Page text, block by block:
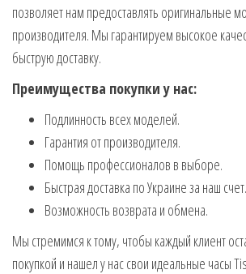
позволяет нам предоставлять оригинальные
производителя. Мы гарантируем высокое
быструю доставку.
Преимущества покупки у нас:
Подлинность всех моделей.
Гарантия от производителя.
Помощь профессионалов в выборе.
Быстрая доставка по Украине за наш счет.
Возможность возврата и обмена.
Мы стремимся к тому, чтобы каждый клиент
покупкой и нашел у нас свои идеальные часы